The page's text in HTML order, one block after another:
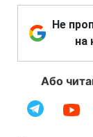
Не
на
Або